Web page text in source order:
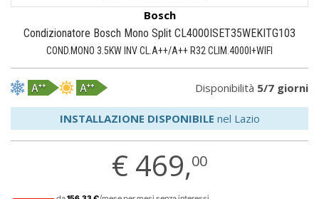
Bosch
Condizionatore Bosch Mono Split CL4000ISET35WEKITG103
COND.MONO 3.5KW INV CL.A++/A++ R32 CLIM.4000I+WIFI
Disponibilità 5/7 giorni
INSTALLAZIONE DISPONIBILE nel Lazio
€ 469,00